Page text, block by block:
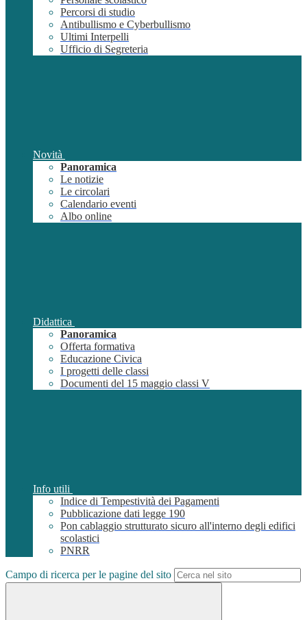
Percorsi di studio
Antibullismo e Cyberbullismo
Ultimi Interpelli
Ufficio di Segreteria
Novità
Panoramica
Le notizie
Le circolari
Calendario eventi
Albo online
Didattica
Panoramica
Offerta formativa
Educazione Civica
I progetti delle classi
Documenti del 15 maggio classi V
Info utili
Indice di Tempestività dei Pagamenti
Pubblicazione dati legge 190
Pon cablaggio strutturato sicuro all'interno degli edifici
scolastici
PNRR
Campo di ricerca per le pagine del sito